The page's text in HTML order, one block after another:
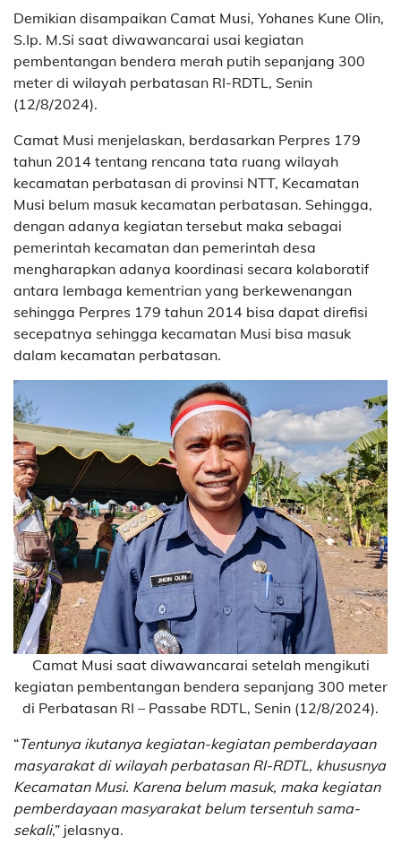
Demikian disampaikan Camat Musi, Yohanes Kune Olin,
S.Ip. M.Si saat diwawancarai usai kegiatan
pembentangan bendera merah putih sepanjang 300
meter di wilayah perbatasan RI-RDTL, Senin
(12/8/2024).
Camat Musi menjelaskan, berdasarkan Perpres 179
tahun 2014 tentang rencana tata ruang wilayah
kecamatan perbatasan di provinsi NTT, Kecamatan
Musi belum masuk kecamatan perbatasan. Sehingga,
dengan adanya kegiatan tersebut maka sebagai
pemerintah kecamatan dan pemerintah desa
mengharapkan adanya koordinasi secara kolaboratif
antara lembaga kementrian yang berkewenangan
sehingga Perpres 179 tahun 2014 bisa dapat direfisi
secepatnya sehingga kecamatan Musi bisa masuk
dalam kecamatan perbatasan.
Camat Musi saat diwawancarai setelah mengikuti
kegiatan pembentangan bendera sepanjang 300 meter
di Perbatasan RI – Passabe RDTL, Senin (12/8/2024).
“Tentunya ikutanya kegiatan-kegiatan pemberdayaan
masyarakat di wilayah perbatasan RI-RDTL, khususnya
Kecamatan Musi. Karena belum masuk, maka kegiatan
pemberdayaan masyarakat belum tersentuh sama-
sekali,” jelasnya.